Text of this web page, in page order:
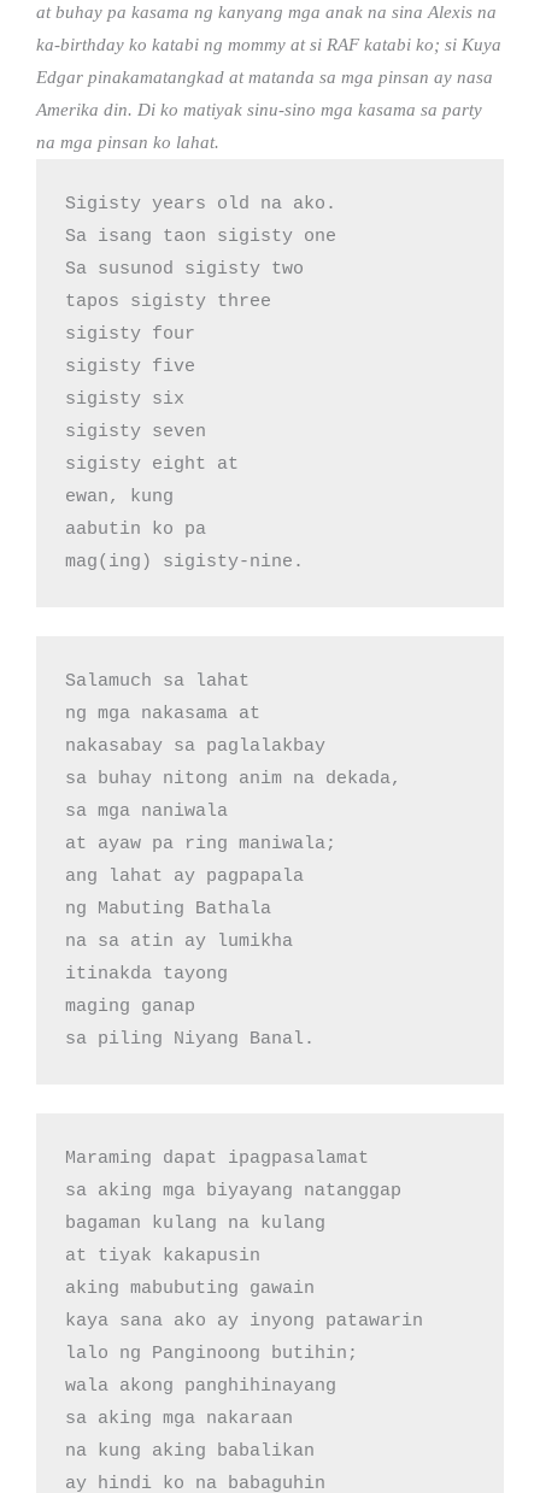
at buhay pa kasama ng kanyang mga anak na sina Alexis na
ka-birthday ko katabi ng mommy at si RAF katabi ko; si Kuya
Edgar pinakamatangkad at matanda sa mga pinsan ay nasa
Amerika din. Di ko matiyak sinu-sino mga kasama sa party
na mga pinsan ko lahat.
Sigisty years old na ako.
Sa isang taon sigisty one
Sa susunod sigisty two
tapos sigisty three
sigisty four
sigisty five
sigisty six
sigisty seven
sigisty eight at
ewan, kung
aabutin ko pa
mag(ing) sigisty-nine.
Salamuch sa lahat
ng mga nakasama at
nakasabay sa paglalakbay
sa buhay nitong anim na dekada,
sa mga naniwala
at ayaw pa ring maniwala;
ang lahat ay pagpapala
ng Mabuting Bathala
na sa atin ay lumikha
itinakda tayong
maging ganap
sa piling Niyang Banal.
Maraming dapat ipagpasalamat
sa aking mga biyayang natanggap
bagaman kulang na kulang
at tiyak kakapusin
aking mabubuting gawain
kaya sana ako ay inyong patawarin
lalo ng Panginoong butihin;
wala akong panghihinayang
sa aking mga nakaraan
na kung aking babalikan
ay hindi ko na babaguhin